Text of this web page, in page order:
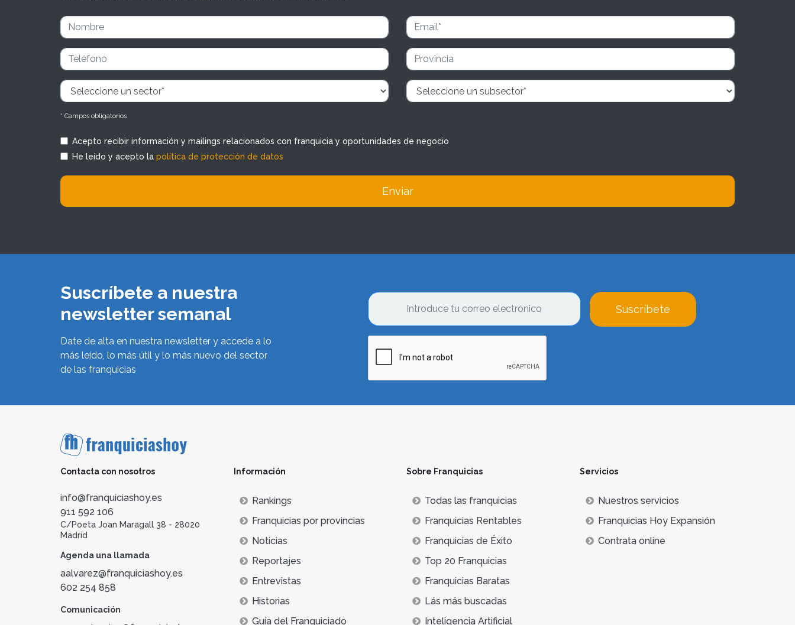
* Campos obligatorios
Acepto recibir información y mailings relacionados con franquicia y oportunidades de negocio
He leído y acepto la política de protección de datos
Enviar
Suscríbete a nuestra
newsletter semanal
Date de alta en nuestra newsletter y accede a lo
más leído, lo más útil y lo más nuevo del sector
de las franquicias
Suscríbete
Contacta con nosotros
info@franquiciashoy.es
911 592 106
C/Poeta Joan Maragall 38 - 28020
Madrid
Agenda una llamada
aalvarez@franquiciashoy.es
602 254 858
Comunicación
Información
Rankings
Franquicias por provincias
Noticias
Reportajes
Entrevistas
Historias
Guía del Franquiciado
Sobre Franquicias
Todas las franquicias
Franquicias Rentables
Franquicias de Éxito
Top 20 Franquicias
Franquicias Baratas
Lás más buscadas
Inteligencia Artificial
Servicios
Nuestros servicios
Franquicias Hoy Expansión
Contrata online